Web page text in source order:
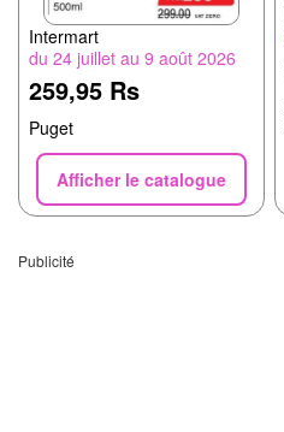
Intermart
du 24 juillet au 9 août 2026
259,95 Rs
Puget
Afficher le catalogue
Publicité